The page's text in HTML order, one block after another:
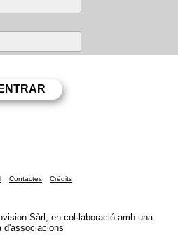
Contactes Crèdits
Sàrl, en col·laboració amb una
d'associacions